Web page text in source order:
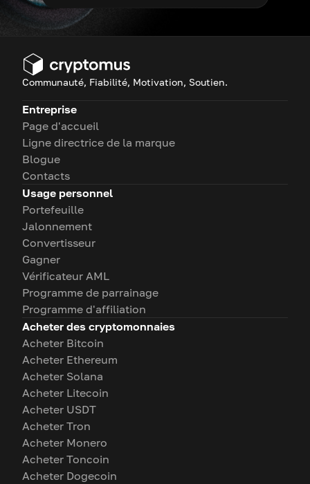
Communauté, Fiabilité, Motivation, Soutien.
Entreprise
Page d'accueil
Ligne directrice de la marque
Blogue
Contacts
Usage personnel
Portefeuille
Jalonnement
Convertisseur
Gagner
Vérificateur AML
Programme de parrainage
Programme d'affiliation
Acheter des cryptomonnaies
Acheter Bitcoin
Acheter Ethereum
Acheter Solana
Acheter Litecoin
Acheter USDT
Acheter Tron
Acheter Monero
Acheter Toncoin
Acheter Dogecoin